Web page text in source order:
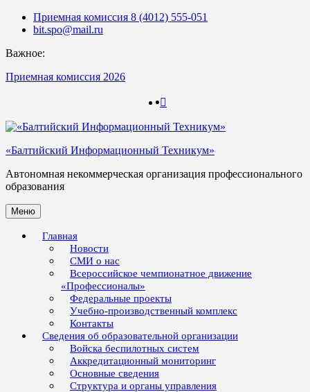
Skip
Приемная комиссия 8 (4012) 555-051
bit.spo@mail.ru
Важное:
Приемная комиссия 2026
«Балтийский Информационный Техникум»
Автономная некоммерческая организация профессионального
образования
Меню
Главная
Новости
СМИ о нас
Всероссийское чемпионатное движение
«Профессионалы»
Федеральные проекты
Учебно-производственный комплекс
Контакты
Сведения об образовательной организации
Войска беспилотных систем
Аккредитационный мониторинг
Основные сведения
Структура и органы управления